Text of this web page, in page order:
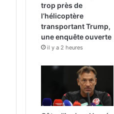
trop près de
l’hélicoptère
transportant Trump,
une enquête ouverte
il y a 2 heures